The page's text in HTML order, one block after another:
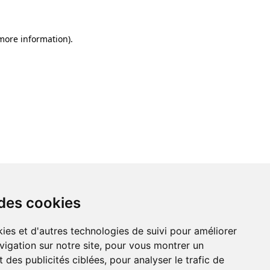
cookies
et d'autres technologies de suivi pour améliorer
sur notre site, pour vous montrer un
des publicités ciblées, pour analyser le trafic de
information).